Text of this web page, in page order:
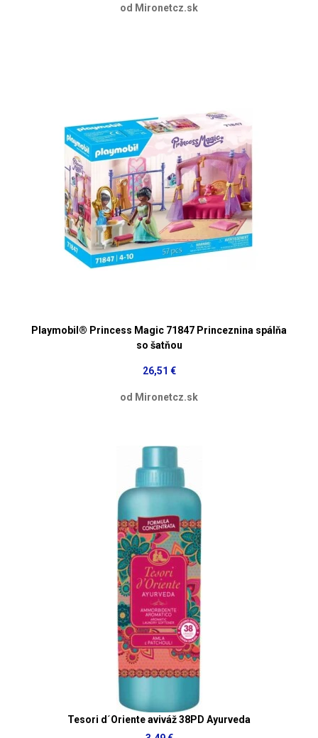
od Mironetcz.sk
Playmobil® Princess Magic 71847 Princeznina spálňa
so šatňou
26,51 €
od Mironetcz.sk
Tesori d´Oriente aviváž 38PD Ayurveda